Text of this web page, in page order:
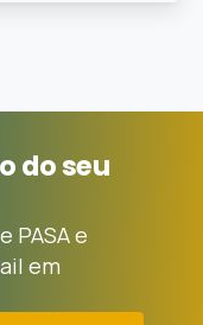
doseu
PASA e
em